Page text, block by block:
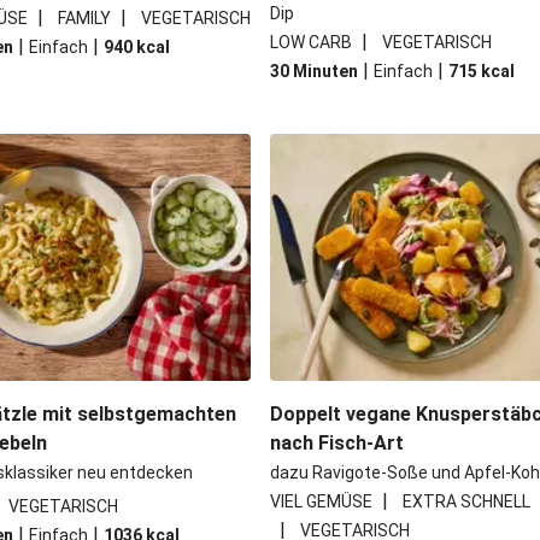
| FAMILY |
VEGETARISCH
| Einfach | 940 kcal
Dip
LOW CARB
|
VEGETARISCH
30 Minuten | Einfach | 715 kcal
mit selbstgemachten
neu entdecken
VEGETARISCH
| Einfach | 1036 kcal
Doppelt vegane
nach Fisch-Art
dazu Ravigote-Soße und Apfel-
VIEL GEMÜSE
| EXTRA SCHNELL
| VEGETARISCH